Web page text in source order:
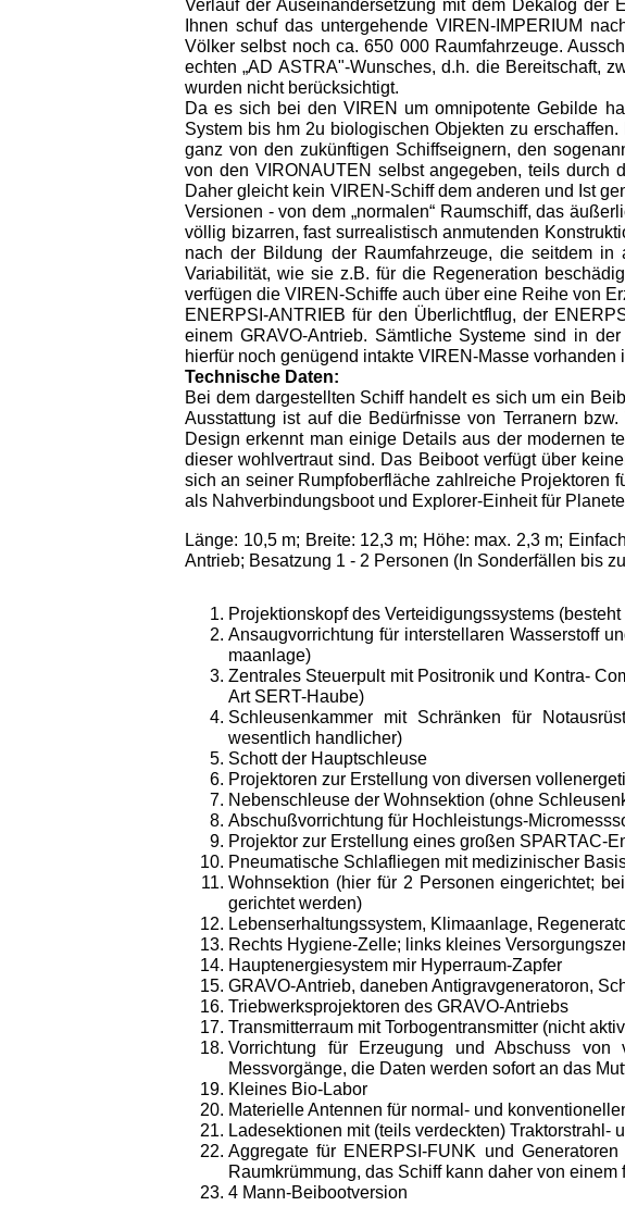
Verlauf der Auseinandersetzung mit dem Dekalog der
Ihnen schuf das untergehende VIREN-IMPERIUM
Völker selbst noch ca. 650 000 Raumfahrzeuge.
echten „AD ASTRA"-Wun­sches, d.h. die Bereitschaft,
wurden nicht berücksichtigt.
Da es sich bei den VIREN um omnipotente Gebilde
System bis hm 2u biologischen Objekten zu
ganz von den zukünftigen Schiffs­eignern, den
von den VIRONAUTEN selbst angegeben, teils durch
Daher gleicht kein VIREN-Schiff dem anderen und Ist
Versionen - von dem „normalen“ Raumschiff, das
völlig bizarren, fast surrealistisch anmutenden
nach der Bildung der Raumfahrzeuge, die seitdem
Variabilität, wie sie z.B. für die Regeneration
verfügen die VIREN-Schiffe auch über eine Reihe von
ENERPSI-ANTRIEB für den Überlichtflug, der
einem GRAVO-Antrieb. Sämtliche Systeme sind in
hierfür noch genügend intakte VIREN-Masse vorhanden
Technische Daten:
Bei dem dargestellten Schiff handelt es sich um ein
Ausstattung ist auf die Bedürfnisse von Terranern
Design erkennt man einige De­tails aus der modernen
dieser wohlvertraut sind. Das Beiboot ver­fügt über
sich an seiner Rumpfoberfläche zahlreiche Projektoren
als Nahverbin­dungsboot und Explorer-Einheit für
Länge: 10,5 m; Breite: 12,3 m; Höhe: max. 2,3 m;
Antrieb; Besat­zung 1 - 2 Personen (In Sonderfällen bis
Projektionskopf des Verteidigungssystems
Ansaugvorrichtung für interstellaren Wasser­stoff
maanlage)
Zentrales Steuerpult mit Positronik und Kontra-
Art SERT-Haube)
Schleusenkammer mit Schränken für
wesentlich handlicher)
Schott der Hauptschleuse
Projektoren zur Erstellung von diversen
Nebenschleuse der Wohnsektion (ohne
Abschußvorrichtung für Hochleistungs-
Projektor zur Erstellung eines großen SPARTAC-
Pneumatische Schlafliegen mit medizinischer
Wohnsektion (hier für 2 Personen eingerichtet;
gerich­tet werden)
Lebenserhaltungssystem, Klimaanlage,
Rechts Hygiene-Zelle; links kleines
Hauptenergiesystem mir Hyperraum-Zapfer
GRAVO-Antrieb, daneben Antigravgeneratoron,
Triebwerksprojektoren des GRAVO-Antriebs
Transmitterraum mit Torbogentransmitter (nicht
Vorrichtung für Erzeugung und Abschuss
Messvorgänge, die Daten werden sofort an das
Kleines Bio-Labor
Materielle Antennen für normal- und
Ladesektionen mit (teils verdeckten)
Aggregate für ENERPSI-FUNK und
Raumkrümmung, das Schiff kann daher von
4 Mann-Beibootversion